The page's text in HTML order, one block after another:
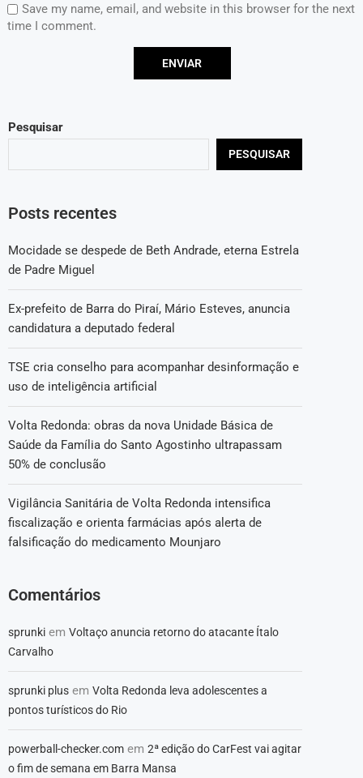
Save my name, email, and website in this browser for the next
time I comment.
Pesquisar
PESQUISAR
Posts recentes
Mocidade se despede de Beth Andrade, eterna Estrela
de Padre Miguel
Ex-prefeito de Barra do Piraí, Mário Esteves, anuncia
candidatura a deputado federal
TSE cria conselho para acompanhar desinformação e
uso de inteligência artificial
Volta Redonda: obras da nova Unidade Básica de
Saúde da Família do Santo Agostinho ultrapassam
50% de conclusão
Vigilância Sanitária de Volta Redonda intensifica
fiscalização e orienta farmácias após alerta de
falsificação do medicamento Mounjaro
Comentários
sprunki em Voltaço anuncia retorno do atacante Ítalo
Carvalho
sprunki plus em Volta Redonda leva adolescentes a
pontos turísticos do Rio
powerball-checker.com em 2ª edição do CarFest vai agitar
o fim de semana em Barra Mansa